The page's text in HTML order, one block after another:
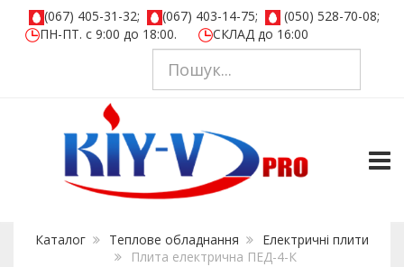
(067) 405-31-32; (067) 403-14-75;
(050) 528-70-08;
ПН-ПТ. с 9:00 до 18:00.
СКЛАД до 16:00
Каталог Теплове обладнання
Електричні плити
Плита електрична ПЕД-4-К